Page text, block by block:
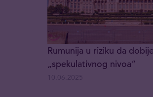
Rumunija u riziku da
„spekulativnog nivoa“